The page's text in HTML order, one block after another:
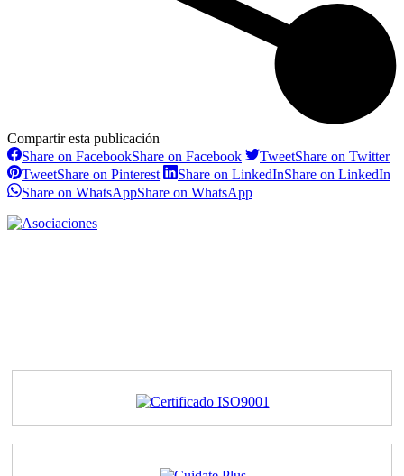
Compartir esta publicación
Share on FacebookShare on Facebook TweetShare on Twitter
TweetShare on Pinterest Share on LinkedInShare on LinkedIn
Share on WhatsAppShare on WhatsApp